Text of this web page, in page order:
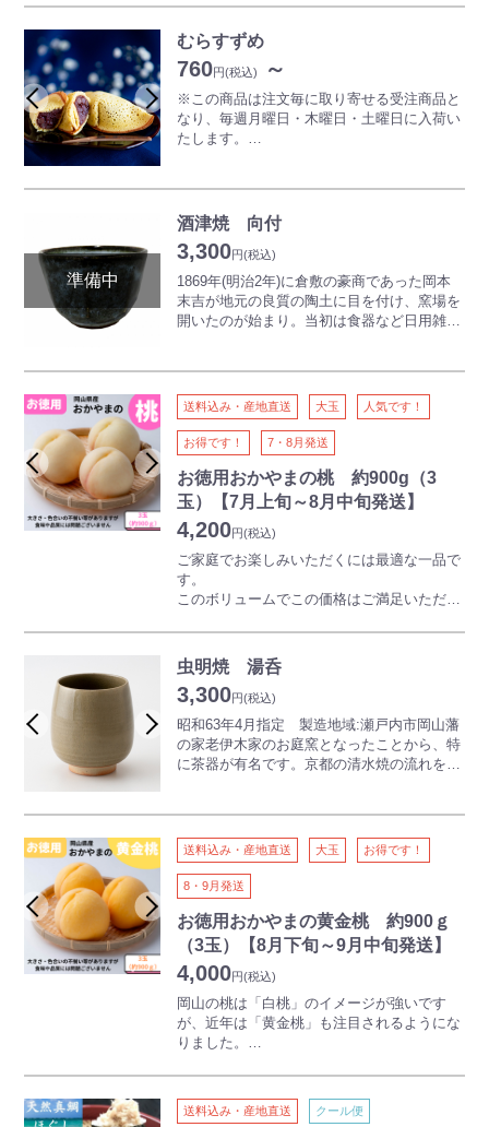
っておりません。
むらすずめ
760円(税込) ～
※この商品は注文毎に取り寄せる受注商品と
なり、毎週月曜日・木曜日・土曜日に入荷い
たします。
る羽根をひろげた「すゞめ」に見たて、 群
がるすゞめ・・・「むらすゞめ」 と名づけ
られました。
卵を多く使ったソフトなクレープ風の薄い皮
で、一粒ずつ厳選した北海道十勝産小豆を使
い、柔らかく炊きあげた粒餡をすげ笠状に包
た卵風味の焼き皮と、甘みをおさえた粒餡が
調和して、上品な味わいです。
平成19年7月より、1個1個フィルムで包むこ
とにより、より食べやすくなりました。
酒津焼 向付
3,300円(税込)
1869年(明治2年)に倉敷の豪商であった岡本
末吉が地元の良質の陶土に目を付け、窯場を
開いたのが始まり。当初は食器など日用雑器
に有田や瀬戸に押され衰退する。ところが、
民芸運動の柳宗悦、浜田庄司、バーナード・
リーチらが来訪、民窯としての方向性を示
し、指導に当たった。それにより酒津焼は一
変、大量生産、大量消費型の日用雑器作りか
ら花器や茶器など趣のある民芸陶器が主流と
酒津焼の特徴は、何と言っても器が分厚く、
堅牢である。また飾りの少ない意匠で、灰釉
を中心とした色であるために地味であるが、
る。
※焼き物ですので、作品によって形、色、模
様は異なります。サイズはあくまで目安で
す。
送料込み・産地直送 大玉 人気です！
お得です！ 7・8月発送
お徳用おかやまの桃 約900g（3
玉）【7月上旬～8月中旬発送】
4,200円(税込)
ご家庭でお楽しみいただくには最適な一品で
す。
このボリュームでこの価格はご満足いただけ
規格外品のため、到着後はお早めにお召し上
がりください。
※お徳用商品のため、発送にお時間をいただ
く場合がございます。
【ご注意】
本商品は離島・沖縄県・北海道にはお届けで
きません
虫明焼 湯呑
3,300円(税込)
昭和63年4月指定 製造地域:瀬戸内市岡山藩
の家老伊木家のお庭窯となったことから、特
に茶器が有名です。京都の清水焼の流れをく
送料込み・産地直送 大玉 お得です！
8・9月発送
お徳用おかやまの黄金桃 約900ｇ
（3玉）【8月下旬～9月中旬発送】
4,000円(税込)
岡山の桃は「白桃」のイメージが強いです
が、近年は「黄金桃」も注目されるようにな
りました。
は、その名のとおり鮮やかな黄金色、果実は
甘く、フルーティーな香りが特徴です。
送料込み・産地直送 クール便